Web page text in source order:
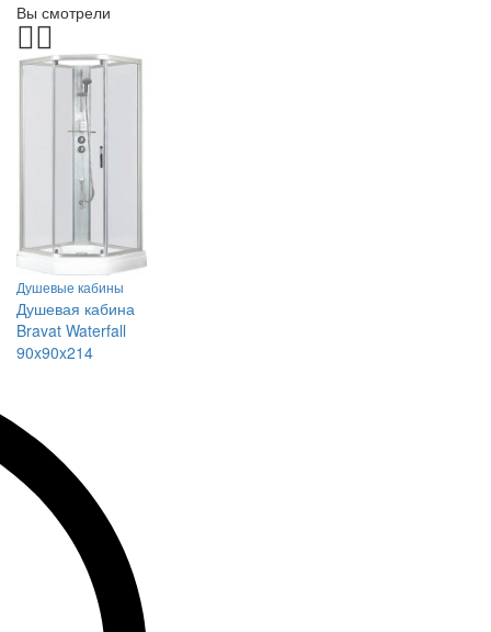
Вы смотрели
Душевые кабины
Душевая кабина
Bravat Waterfall
90x90x214